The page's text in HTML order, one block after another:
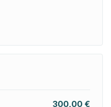
300,00 €